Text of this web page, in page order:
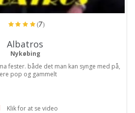
(7)
Albatros
Nykøbing
fester. både det man kan synge med på,
pop og gammelt
Klik for at se video